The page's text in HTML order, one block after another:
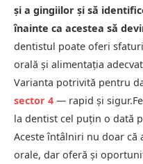
și a gingiilor și să
înainte ca acestea să
dentistul poate oferi
orală și alimentația
Varianta potrivită pentru
sector 4 — rapid și
la dentist cel puțin o dată
Aceste întâlniri nu doar că
orale, dar oferă și